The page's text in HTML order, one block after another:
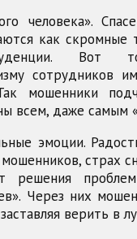
человека».
как скромные
Вот
сотрудников
мошенники
всем, даже самым
эмоции.
страх
решения
Через них
верить в